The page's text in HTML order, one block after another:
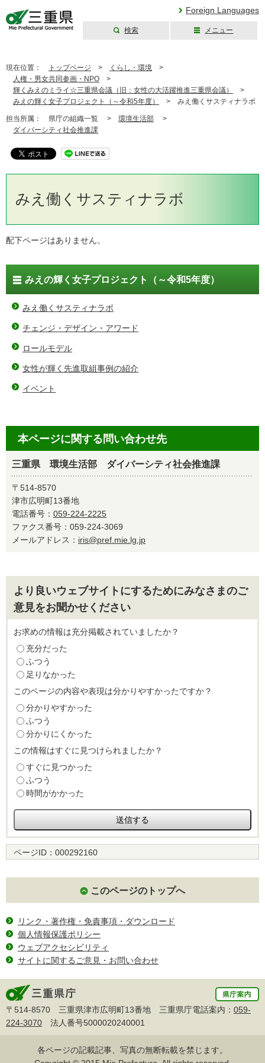
Foreign Languages
検索 メニュー
現在位置： トップページ > くらし・環境 >
人権・男女共同参画・NPO >
輝くみえのミライ☆三重県会議（旧：女性の大活躍推進三重県会議）
>
みえの輝く女子プロジェクト（～令和5年度）
> みえ働くサスティナラボ
担当所属： 県庁の組織一覧 > 環境生活部 >
ダイバーシティ社会推進課
みえ働くサスティナラボ
配下ページはありません。
みえの輝く女子プロジェクト（～令和5年度）
みえ働くサスティナラボ
チェンジ・デザイン・アワード
ロールモデル
女性が輝く先進取組事例の紹介
イベント
本ページに関する問い合わせ先
三重県 環境生活部 ダイバーシティ社会推進課
〒514-8570
津市広明町13番地
電話番号： 059-224-2225
ファクス番号：059-224-3069
メールアドレス： iris@pref.mie.lg.jp
より良いウェブサイトにするためにみなさまのご
意見をお聞かせください
お求めの情報は充分掲載されていましたか？
充分だった
ふつう
足りなかった
このページの内容や表現は分かりやすかったですか？
分かりやすかった
ふつう
分かりにくかった
この情報はすぐに見つけられましたか？
すぐに見つかった
ふつう
時間がかかった
ページID： 000292160
このページのトップへ
リンク・著作権・免責事項・ダウンロード
個人情報保護ポリシー
ウェブアクセシビリティ
サイトに関するご意見・お問い合わせ
〒514-8570 三重県津市広明町13番地 三重県庁電話案内： 059-
224-3070 法人番号5000020240001
各ページの記載記事、写真の無断転載を禁じます。